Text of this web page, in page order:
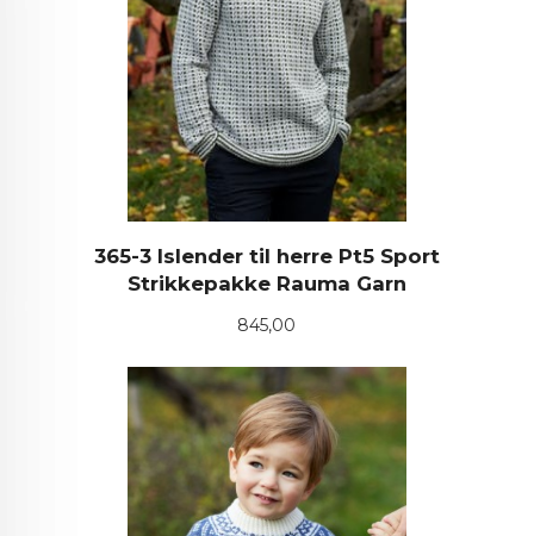
365-3 Islender til herre Pt5 Sport
Strikkepakke Rauma Garn
Pris
845,00